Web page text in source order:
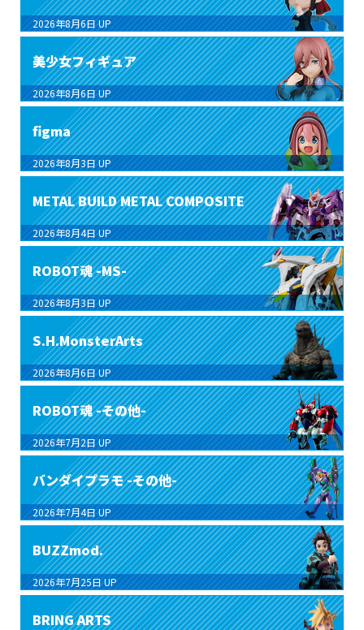
2026年8月6日 UP
美少女フィギュア
2026年8月6日 UP
figma
2026年8月3日 UP
METAL BUILD METAL COMPOSITE
2026年8月4日 UP
ROBOT魂 -MS-
2026年8月3日 UP
S.H.MonsterArts
2026年8月6日 UP
ROBOT魂 -その他-
2026年7月2日 UP
バンダイプラモ -その他-
2026年7月4日 UP
BUZZmod.
2026年7月25日 UP
BRING ARTS